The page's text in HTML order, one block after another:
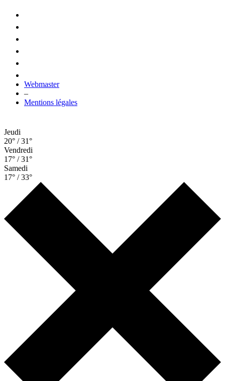
Webmaster
–
Mentions légales
Jeudi
20° / 31°
Vendredi
17° / 31°
Samedi
17° / 33°